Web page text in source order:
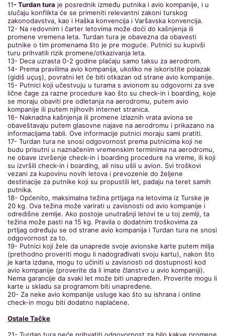
11- Turdan tura je posrednik između putnika i avio kompanije, i u
slučaju konflikta će se primeniti relevantni zakoni turskog
zakonodavstva, kao i Haška konvencija i Varšavska konvencija.
12- Na redovnim i čarter letovima može doći do kašnjenja ili
promene vremena leta. Turdan tura je obavezna da obavesti
putnike o tim promenama što je pre moguće. Putnici su kupivši
turu prihvatili rizik promene/otkazivanja leta.
13- Deca uzrasta 0-2 godine plaćaju samo taksu za aerodrom.
14- Prema pravilima avio kompanija, ukoliko ne iskoristite polazak
(gidiš uçuş), povratni let će biti otkazan od strane avio kompanije.
15- Putnici koji učestvuju u turama s avionom su odgovorni za sve
lične čage za razne procedure kao što su check-in i boarding, koje
se moraju obaviti pre odletanja na aerodromu, putem avio
kompanije ili putem njihovih internet stranica.
16- Naknadna kašnjenja ili promene izlaznih vrata aviona se
obaveštavaju putem glasovne najave na aerodromu i prikazano na
informacijama tabli. Ove informacije putnici moraju sami pratiti.
17- Turdan tura ne snosi odgovornost prema putnicima koji ne
budu prisutni u naznačenim vremenskim terminima na aerodromu,
ne obave izvršenje check-in i boarding procedure na vreme, ili koji
su izvršili check-in i boarding, ali nisu ušli u avion. Svi troškovi
vezani za kupovinu novih letova i prevozenie do željene
destinacije za putnike koji su propustili let, padaju na teret samih
putnika.
18- Općenito, maksimalna težina prtljaga na letovima iz Turske je
20 kg. Ova težina može varirati u zavisnosti od avio kompanije i
odredišne zemlje. Ako postoje unutrašnji letovi te u toj zemlji, ta
težina može pasti na 15 kg. Pravila o dodatnim troškovima za
prtljag određuju se od strane avio kompanija i Turdan tura ne snosi
odgovornost za to.
19- Putnici koji žele da unaprede svoje avionske karte putem milja
(prethodno proveriti mogu li nadograđivati svoju kartu), nakon što
je karta izdana, mogu to učiniti u zavisnosti od dostupnosti kod
avio kompanije (proverite da li imate članstvo u avio kompaniji).
Nema garancije da svaki let može biti unapređen. Proverite mogu li
karte u skladu sa programom biti unapređene.
20- Za neke avio kompanije usluge kao što su ishrana i online
check-in mogu biti dodatno naplaćene.
Ostale Tačke